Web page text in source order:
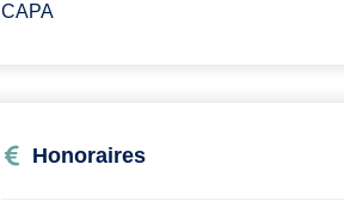
CAPA
Honoraires